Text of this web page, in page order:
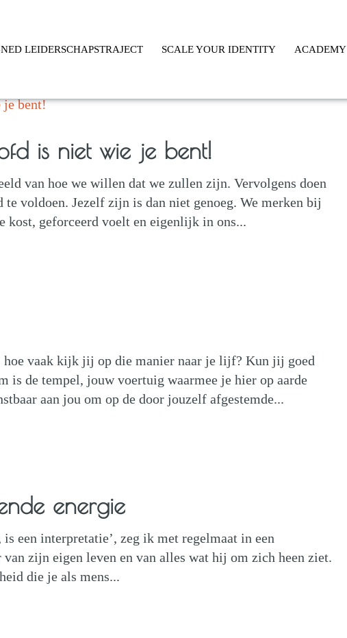
LEIDERSCHAPSTRAJECT SCALE YOUR IDENTITY ACADEMY
is niet wie je bent!
van hoe we willen dat we zullen zijn. Vervolgens doen
te voldoen. Jezelf zijn is dan niet genoeg. We merken bij
kost, geforceerd voelt en eigenlijk in ons...
vaak kijk jij op die manier naar je lijf? Kun jij goed
is de tempel, jouw voertuig waarmee je hier op aarde
aan jou om op de door jouzelf afgestemde...
energie
een interpretatie’, zeg ik met regelmaat in een
van zijn eigen leven en van alles wat hij om zich heen ziet.
die je als mens...